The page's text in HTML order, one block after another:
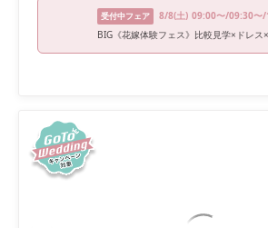
受付中フェア 8/8(土) 09:00〜/09:30〜/